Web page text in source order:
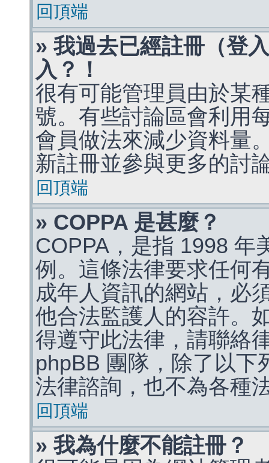
回頂端
» 我過去已經註冊（登
入？！
很有可能管理員由於某
號。有些討論區會利用
會員做法來減少資料量
新註冊並參與更多的討
回頂端
» COPPA 是甚麼？
COPPA，是指 1998 年
例。這條法律要求任何
成年人資訊的網站，必
他合法監護人的容許。
得遵守此法律，請聯絡
phpBB 團隊，除了以下
法律諮詢，也不為各種
回頂端
» 我為什麼不能註冊？